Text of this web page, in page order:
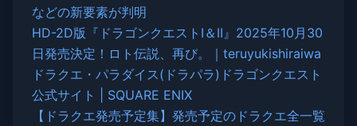
などの新要素が判明
HD-2D版『ドラゴンクエストI＆II』2025年10月30
日発売決定！ロト伝説、再び。｜teruyukishiraiwa
ドラクエ・パラダイス(ドラパラ)ドラゴンクエスト
公式サイト | SQUARE ENIX
【ドラクエ発売予定集】発売予定のドラクエ全一覧